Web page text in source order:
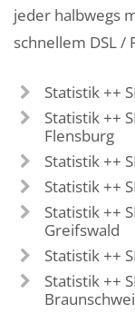
jeder halbwegs
schnellem DSL /
Statistik ++
Statistik ++
Flensburg
Statistik ++
Statistik ++
Statistik ++
Greifswald
Statistik ++
Statistik ++